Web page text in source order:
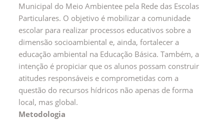
Municipal do Meio Ambientee pela Rede das Escolas
Particulares. O objetivo é mobilizar a comunidade
escolar para realizar processos educativos sobre a
dimensão socioambiental e, ainda, fortalecer a
educação ambiental na Educação Básica. Também, a
intenção é propiciar que os alunos possam construir
atitudes responsáveis e comprometidas com a
questão do recursos hídricos não apenas de forma
local, mas global.
Metodologia